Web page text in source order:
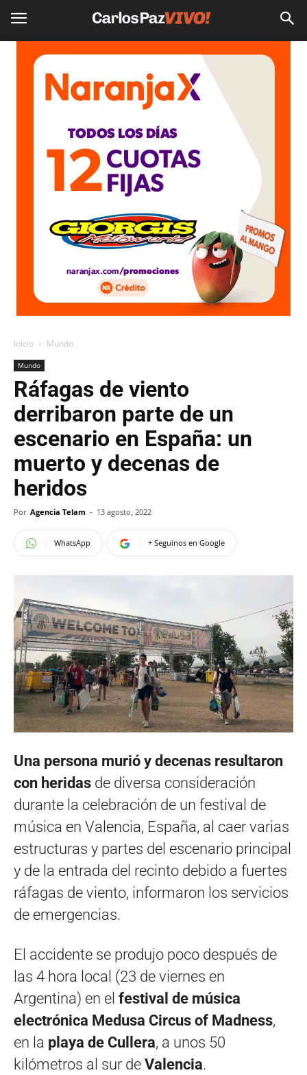
Inicio Mundo
Mundo
Ráfagas de viento
derribaron parte de un
escenario en España: un
muerto y decenas de
heridos
Por Agencia Telam - 13 agosto, 2022
WhatsApp + Seguinos en Google
Una persona murió y decenas resultaron
con heridas de diversa consideración
durante la celebración de un festival de
música en Valencia, España, al caer varias
estructuras y partes del escenario principal
y de la entrada del recinto debido a fuertes
ráfagas de viento, informaron los servicios
de emergencias.
El accidente se produjo poco después de
las 4 hora local (23 de viernes en
Argentina) en el festival de música
electrónica Medusa Circus of Madness,
en la playa de Cullera, a unos 50
kilómetros al sur de Valencia.